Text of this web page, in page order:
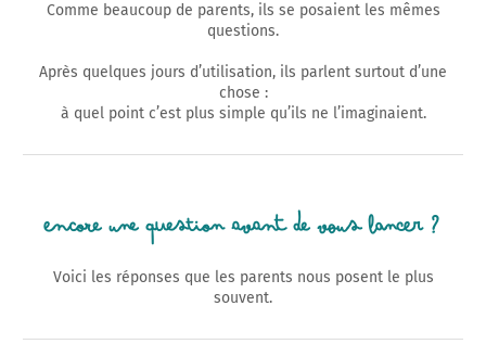
Comme beaucoup de parents, ils se posaient les mêmes
questions.
Après quelques jours d’utilisation, ils parlent surtout d’une
chose :
à quel point c’est plus simple qu’ils ne l’imaginaient.
Encore une question avant de vous lancer ?
Voici les réponses que les parents nous posent le plus
souvent.